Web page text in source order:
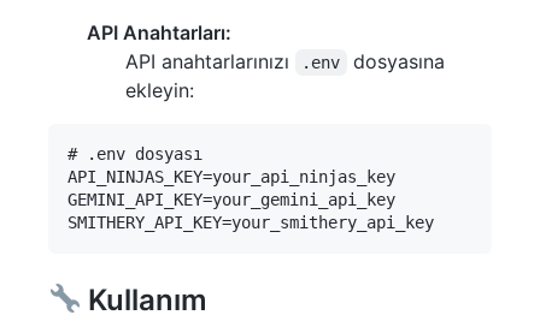
API Anahtarları:
API anahtarlarınızı
.env
dosyasına
ekleyin:
# .env dosyası
API_NINJAS_KEY=your_api_ninjas_key
GEMINI_API_KEY=your_gemini_api_key
Kullanım